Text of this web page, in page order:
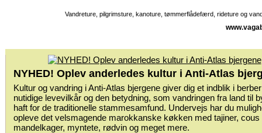
Vandreture, pilgrimsture, kanoture, tømmerflådefærd, rideture og
NYHED! Oplev anderledes kultur i Anti-Atlas
Kultur og vandring i Anti-Atlas bjergene giver dig et indblik i
nutidige levevilkår og den betydning, som vandringen fra land til
haft for de traditionelle stammesamfund. Undervejs har du
opleve det velsmagende marokkanske køkken med tajiner, cous
mandelkager, myntete, rødvin og meget mere.